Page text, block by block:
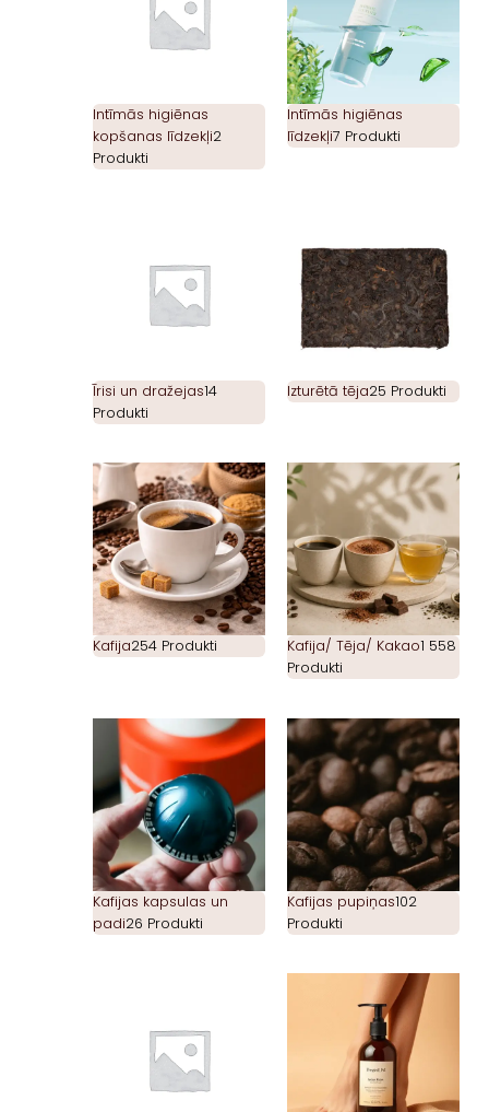
Intīmās higiēnas
kopšanas līdzekļi2
Produkti
Intīmās higiēnas
līdzekļi7 Produkti
Īrisi un dražejas14
Produkti
Izturētā tēja25 Produkti
Kafija254 Produkti Kafija/ Tēja/ Kakao1 558
Produkti
Kafijas kapsulas un
padi26 Produkti
Kafijas pupiņas102
Produkti